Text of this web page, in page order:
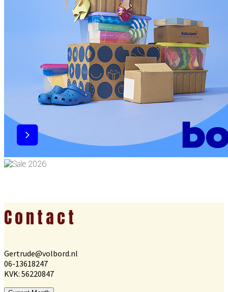
Footer
Contact
Gertrude@volbord.nl
06-13618247
KVK: 56220847